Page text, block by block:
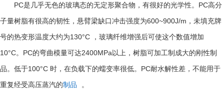
PC是几乎无色的玻璃态的无定形聚合物，有很好的光学性。 PC高分
子量树脂有很高的韧性，悬臂梁缺口冲击强度为600~900J/m ，未填充牌
号的热变形温度大约为130°C ，玻璃纤维增强后可使这个数值增加
10°C。 PC的弯曲模量可达2400MPa 以上，树脂可加工制成大的刚性制
品。低于100°C 时，在负载下的蠕变率很低。 PC耐水解性差，不能用于
重复经受高压蒸汽的制品 。